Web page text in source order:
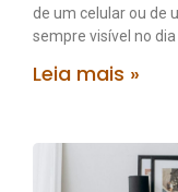
de um celular ou de
sempre visível no dia
Leia mais »